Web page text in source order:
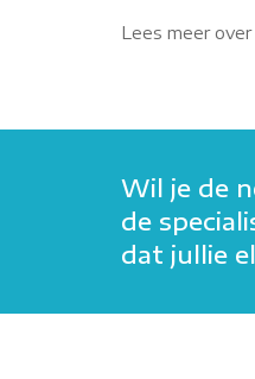
Lees meer over
Wil je de
de
dat jullie